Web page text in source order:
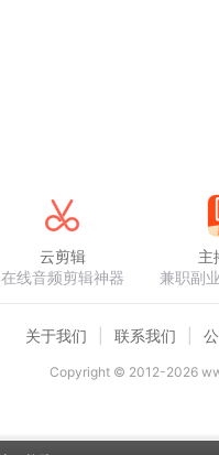
云剪辑
在线音频剪辑神器
主
兼职副
关于我们 联系我们
Copyright © 2012-2026